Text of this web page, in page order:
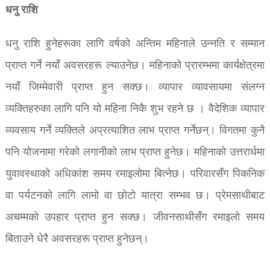
धनु राशि
धनु राशि हुनेहरूका लागि वर्षको अन्तिम महिनाले उन्नति र सम्मान
प्राप्त गर्ने नयाँ अवसरहरू ल्याउनेछ। महिनाको प्रारम्भमा कार्यक्षेत्रमा
नयाँ जिम्मेवारी प्राप्त हुन सक्छ। व्यापार व्यावसायमा संलग्न
व्यक्तिहरुका लागि पनि यो महिना निकै शुभ रहने छ । वैदेशिक व्यापार
व्यवसाय गर्ने व्यक्तिले अप्रत्याशित लाभ प्राप्त गर्नेछन्। विगतमा कुनै
पनि योजनामा ​​गरेको लगानीको लाभ प्राप्त हुनेछ। महिनाको उत्तरार्धमा
युवावस्थाको अधिकांश समय रमाइलोमा बित्नेछ। परिवारसँग पिकनिक
वा पर्यटनको लागि लामो वा छोटो यात्रा सम्भव छ। प्रेमसाथीबाट
अचम्मको उपहार प्राप्त हुन सक्छ। जीवनसाथीसँग रमाइलो समय
बिताउने धेरै अवसरहरू प्राप्त हुनेछन्।